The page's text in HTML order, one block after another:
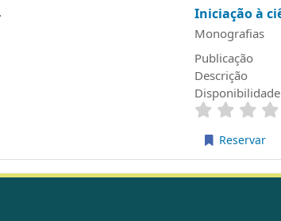
Iniciação à
Monografias
Publicação
Descrição
Disponibilidade
Reservar